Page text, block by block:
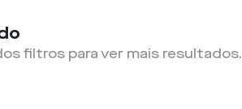
filtros para ver mais resultados.